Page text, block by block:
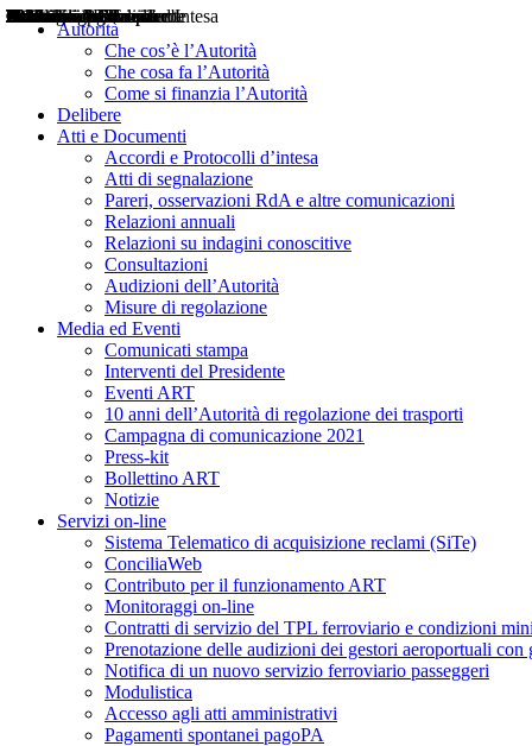
Autorità
Che cos’è l’Autorità
Che cosa fa l’Autorità
Come si finanzia l’Autorità
Delibere
Atti e Documenti
Accordi e Protocolli d’intesa
Atti di segnalazione
Pareri, osservazioni RdA e altre comunicazioni
Relazioni annuali
Relazioni su indagini conoscitive
Consultazioni
Audizioni dell’Autorità
Misure di regolazione
Media ed Eventi
Comunicati stampa
Interventi del Presidente
Eventi ART
10 anni dell’Autorità di regolazione dei trasporti
Campagna di comunicazione 2021
Press-kit
Bollettino ART
Notizie
Servizi on-line
Sistema Telematico di acquisizione reclami (SiTe)
ConciliaWeb
Contributo per il funzionamento ART
Monitoraggi on-line
Contratti di servizio del TPL ferroviario e condizioni
Prenotazione delle audizioni dei gestori aeroportuali con
Notifica di un nuovo servizio ferroviario passeggeri
Modulistica
Accesso agli atti amministrativi
Pagamenti spontanei pagoPA
Delibere
Pareri
Consultazioni
Audizioni
Atti di Segnalazione
Accordi e Protocolli d'Intesa
Relazioni annuali
Misure di regolazione
Notizie
Comunicati Stampa
Bollettini ART
Convegni ART
Interviste del Presidente
Articoli in primo piano
Interventi del Presidente
2004
2005
2010
2013
2014
2015
2016
2017
2018
2019
202
2020
2021
2022
2023
2024
2025
2026
Aereo
Marittimo
Terrestre